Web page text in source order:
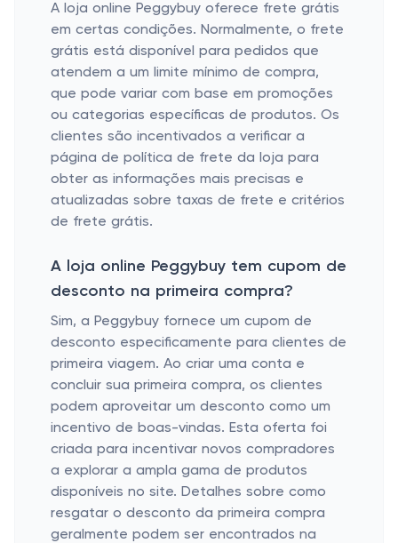
A loja online Peggybuy oferece frete grátis
em certas condições. Normalmente, o frete
grátis está disponível para pedidos que
atendem a um limite mínimo de compra,
que pode variar com base em promoções
ou categorias específicas de produtos. Os
clientes são incentivados a verificar a
página de política de frete da loja para
obter as informações mais precisas e
atualizadas sobre taxas de frete e critérios
de frete grátis.
A loja online Peggybuy tem cupom de
desconto na primeira compra?
Sim, a Peggybuy fornece um cupom de
desconto especificamente para clientes de
primeira viagem. Ao criar uma conta e
concluir sua primeira compra, os clientes
podem aproveitar um desconto como um
incentivo de boas-vindas. Esta oferta foi
criada para incentivar novos compradores
a explorar a ampla gama de produtos
disponíveis no site. Detalhes sobre como
resgatar o desconto da primeira compra
geralmente podem ser encontrados na